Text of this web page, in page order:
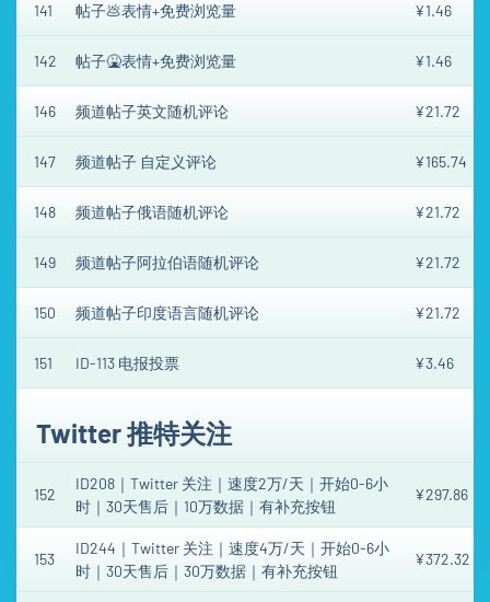
141 帖子💩表情+免费浏览量 ¥1.46
142 帖子🤮表情+免费浏览量 ¥1.46
146 频道帖子英文随机评论 ¥21.72
147 频道帖子 自定义评论 ¥165.74
148 频道帖子俄语随机评论 ¥21.72
149 频道帖子阿拉伯语随机评论 ¥21.72
150 频道帖子印度语言随机评论 ¥21.72
151 ID-113 电报投票 ¥3.46
Twitter 推特关注
152
ID208｜Twitter 关注｜速度2万/天｜开始0-6小
时｜30天售后｜10万数据｜有补充按钮
¥297.86
153
ID244｜Twitter 关注｜速度4万/天｜开始0-6小
时｜30天售后｜30万数据｜有补充按钮
¥372.32